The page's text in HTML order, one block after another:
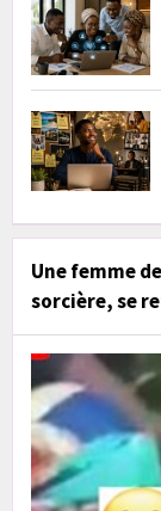
Une femme
sorcière, se